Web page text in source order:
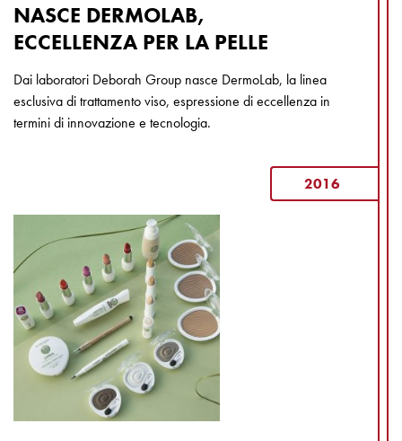
NASCE DERMOLAB,
ECCELLENZA PER LA PELLE
Dai laboratori Deborah Group nasce DermoLab, la linea
esclusiva di trattamento viso, espressione di eccellenza in
termini di innovazione e tecnologia.
2016